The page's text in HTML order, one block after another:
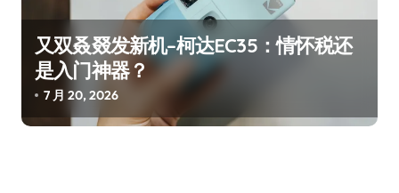
又双叒叕发新机–柯达EC35：情怀税还
是入门神器？
7 月 20, 2026